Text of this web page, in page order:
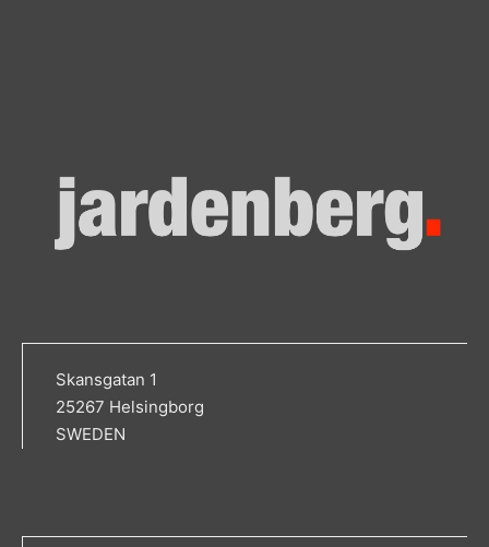
Skansgatan 1
25267 Helsingborg
SWEDEN